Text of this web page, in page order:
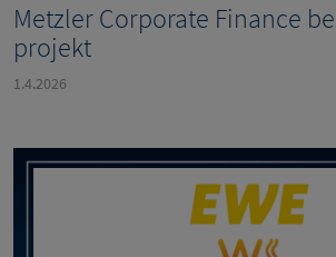
Metzler Corporate Finance
projekt
1.4.2026